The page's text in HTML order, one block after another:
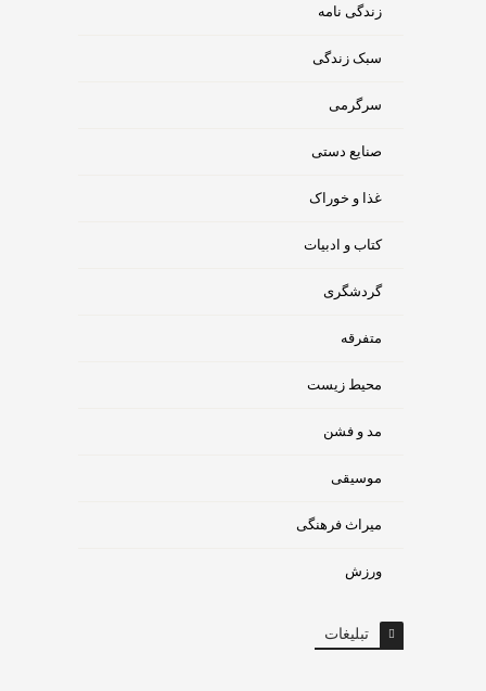
زندگی نامه
سبک زندگی
سرگرمی
صنایع دستی
غذا و خوراک
کتاب و ادبیات
گردشگری
متفرقه
محیط زیست
مد و فشن
موسیقی
میراث فرهنگی
ورزش
تبلیغات